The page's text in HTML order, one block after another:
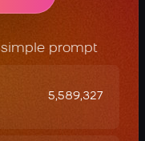
simple prompt
5,589,327